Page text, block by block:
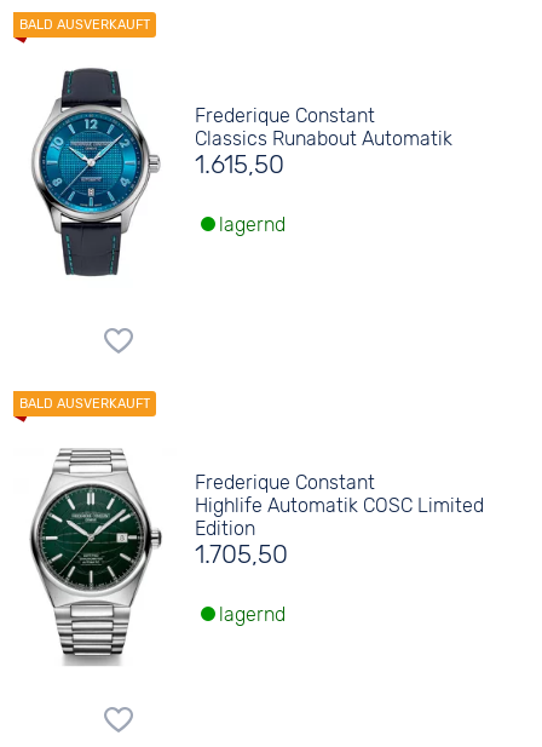
Frederique Constant
Classics Runabout Automatik
1.615,50
lagernd
Frederique Constant
Highlife Automatik COSC Limited
Edition
1.705,50
lagernd